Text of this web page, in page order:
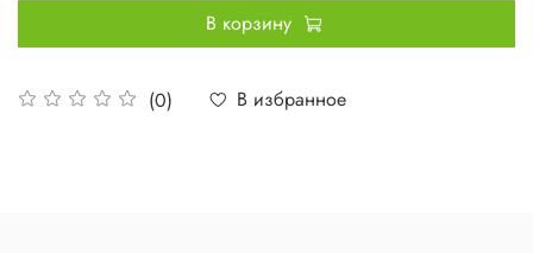
(0) В избранное
В корзину